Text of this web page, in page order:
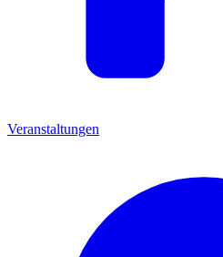
Veranstaltungen